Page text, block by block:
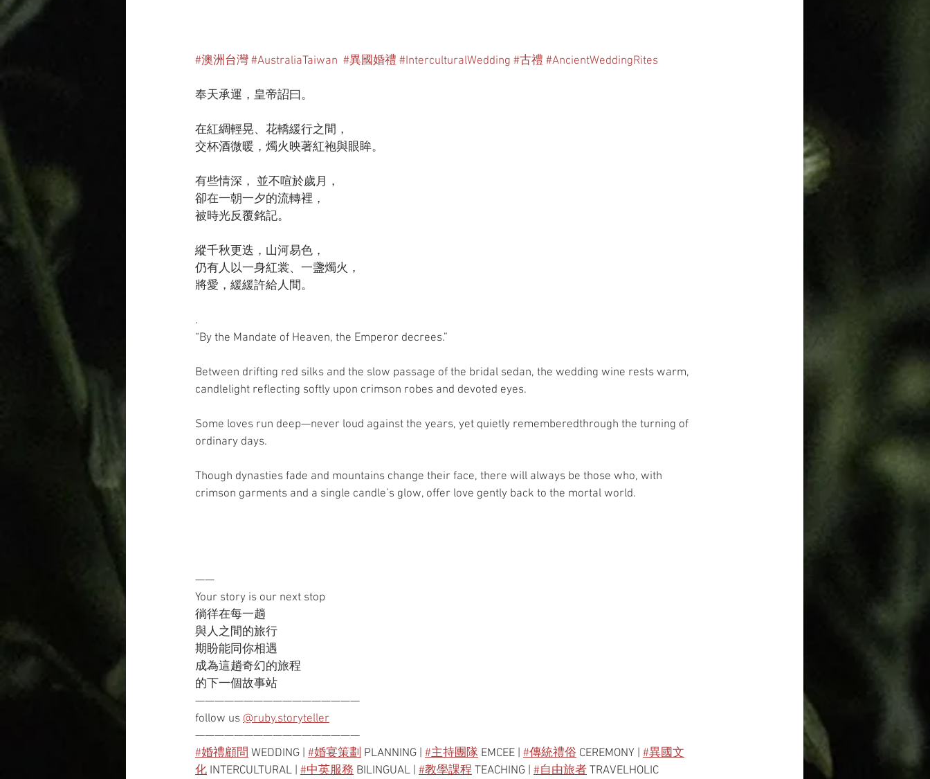
#澳洲台灣 #AustraliaTaiwan #異國婚禮 #InterculturalWedding #古禮 #AncientWeddingRites
奉天承運，皇帝詔曰。
在紅綢輕晃、花轎緩行之間，
交杯酒微暖，燭火映著紅袍與眼眸。
有些情深， 並不喧於歲月，
卻在一朝一夕的流轉裡，
被時光反覆銘記。
縱千秋更迭，山河易色，
仍有人以一身紅裳、一盞燭火，
將愛，緩緩許給人間。
.
“By the Mandate of Heaven, the Emperor decrees.”
Between drifting red silks and the slow passage of the bridal sedan, the wedding wine rests warm,
candlelight reflecting softly upon crimson robes and devoted eyes.
Some loves run deep—never loud against the years, yet quietly rememberedthrough the turning of
ordinary days.
Though dynasties fade and mountains change their face, there will always be those who, with
crimson garments and a single candle’s glow, offer love gently back to the mortal world.
——
Your story is our next stop
徜徉在每一趟
與人之間的旅行
期盼能同你相遇
成為這趟奇幻的旅程
的下一個故事站
—————————————————
follow us @ruby.storyteller
—————————————————
#婚禮顧問 WEDDING | #婚宴策劃 PLANNING | #主持團隊 EMCEE | #傳統禮俗 CEREMONY | #異國文
化 INTERCULTURAL | #中英服務 BILINGUAL | #教學課程 TEACHING | #自由旅者 TRAVELHOLIC